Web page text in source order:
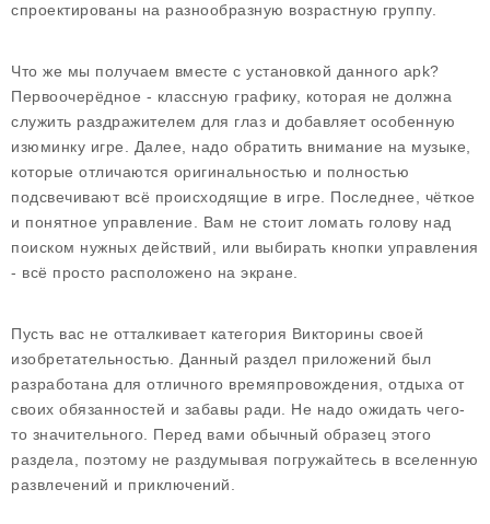
спроектированы на разнообразную возрастную группу.
Что же мы получаем вместе с установкой данного apk?
Первоочерёдное - классную графику, которая не должна
служить раздражителем для глаз и добавляет особенную
изюминку игре. Далее, надо обратить внимание на музыке,
которые отличаются оригинальностью и полностью
подсвечивают всё происходящие в игре. Последнее, чёткое
и понятное управление. Вам не стоит ломать голову над
поиском нужных действий, или выбирать кнопки управления
- всё просто расположено на экране.
Пусть вас не отталкивает категория Викторины своей
изобретательностью. Данный раздел приложений был
разработана для отличного времяпровождения, отдыха от
своих обязанностей и забавы ради. Не надо ожидать чего-
то значительного. Перед вами обычный образец этого
раздела, поэтому не раздумывая погружайтесь в вселенную
развлечений и приключений.